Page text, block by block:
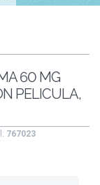
60 MG
PELICULA,
767023